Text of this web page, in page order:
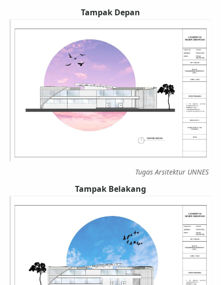
Tampak Depan
Tugas Arsitektur UNNES
Tampak Belakang